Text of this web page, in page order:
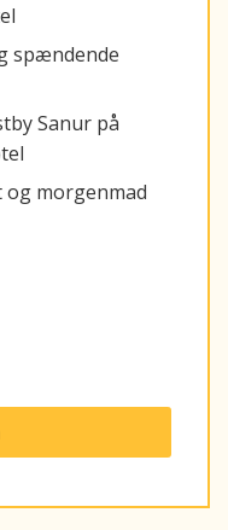
spændende
Sanur på
morgenmad